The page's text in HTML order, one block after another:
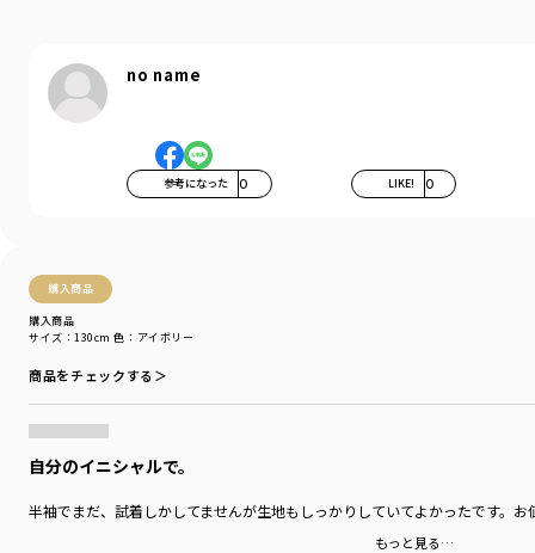
no name
参考になった 0 LIKE! 0
購入商品
購入商品
サイズ：130cm 色：アイボリー
商品をチェックする＞
自分のイニシャルで。
半袖でまだ、試着しかしてませんが生地もしっかりしていてよかったです。
もっと見る…
モデル：身長109.0cm 体重18.0kg
サイズ：サイズ110
／branshes
／アウトレット
カテゴリ
／トップス>半袖Tシャツ・タンクトップ